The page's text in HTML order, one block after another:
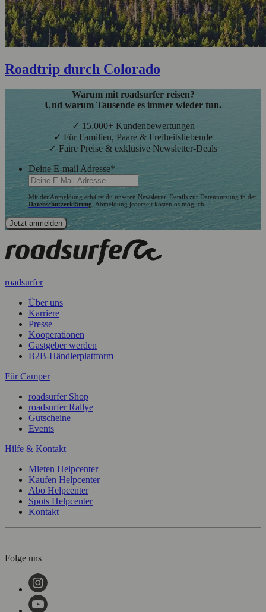
Roadtrip durch Colorado
Warum mit roadsurfer reisen?
Und warum Tausende es immer wieder tun.
✓ 15.000+ Kundenbewertungen
✓ Für Familien, Paare & Freiheitsliebende
✓ Faire Preise & exklusive Newsletter-Deals
Deine E-mail Adresse*
Mit der Anmeldung erhältst du unseren Newsletter. Details zur Datennutzung in der
Datenschutzerklärung . Abmeldung jederzeit kostenlos möglich.
roadsurfer
Über uns
Karriere
Presse
Kooperationen
Gastgeber werden
B2B-Händlerplattform
Für Camper
roadsurfer Shop
roadsurfer Rallye
Gutscheine
Events
Hilfe & Kontakt
Mieten Helpcenter
Kaufen Helpcenter
Abo Helpcenter
Spots Helpcenter
Kontakt
Folge uns